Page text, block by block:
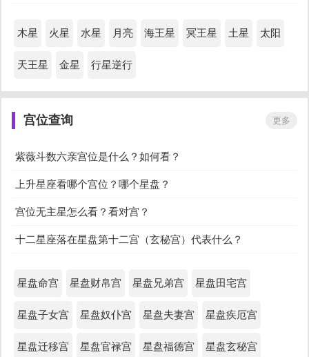
星盘看适合发展地方
星盘性格查询分析 占星看事业方向
最有钱的上升星座
星座月份查询 星座配对
星座性格 星座配对表
星座测试你的颜值 测最适合你的星座男友
木星 火星 水星 月亮 海王星 冥王星 土星 太阳
天王星 金星 行星逆行
宫位查询 更多
紫薇斗数六亲宫位是什么？如何看？
上升星座看哪个宫位？哪个星盘？
宫位无主星怎么看？看对宫？
十二星座落在星盘第十二宫（玄秘宫）代表什么？
星盘命宫 星盘财帛宫 星盘兄弟宫 星盘田宅宫
星盘子女宫 星盘奴仆宫 星盘夫妻宫 星盘疾厄宫
星盘迁移宫 星盘官禄宫 星盘福德宫 星盘玄秘宫